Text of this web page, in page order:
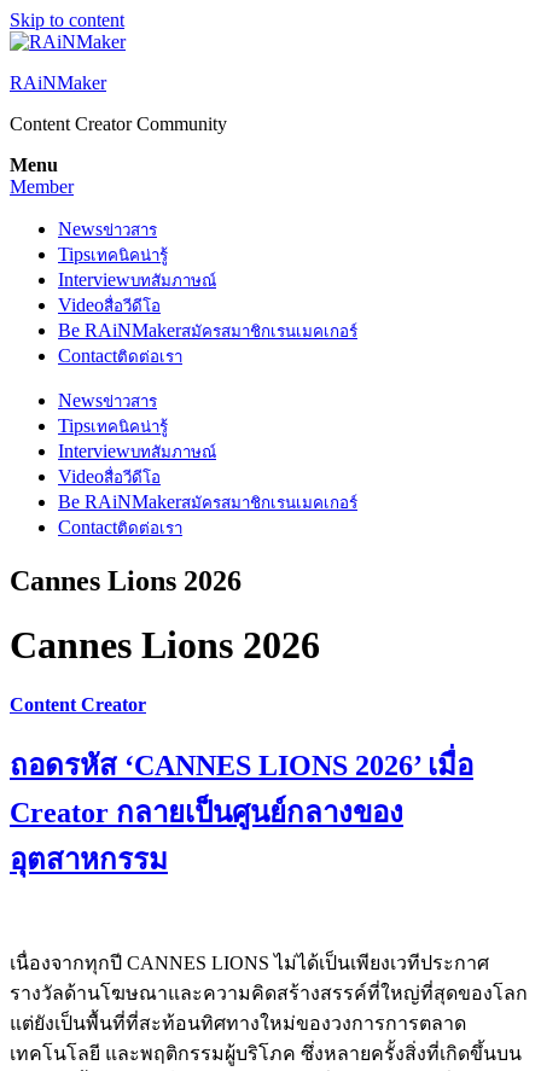
Skip to content
RAiNMaker
Content Creator Community
Menu
Member
Newsข่าวสาร
Tipsเทคนิคน่ารู้
Interviewบทสัมภาษณ์
Videoสื่อวีดีโอ
Be RAiNMakerสมัครสมาชิกเรนเมคเกอร์
Contactติดต่อเรา
Newsข่าวสาร
Tipsเทคนิคน่ารู้
Interviewบทสัมภาษณ์
Videoสื่อวีดีโอ
Be RAiNMakerสมัครสมาชิกเรนเมคเกอร์
Contactติดต่อเรา
Cannes Lions 2026
Cannes Lions 2026
Content Creator
ถอดรหัส ‘CANNES LIONS 2026’ เมื่อ
Creator กลายเป็นศูนย์กลางของ
อุตสาหกรรม
เนื่องจากทุกปี CANNES LIONS ไม่ได้เป็นเพียงเวทีประกาศ
รางวัลด้านโฆษณาและความคิดสร้างสรรค์ที่ใหญ่ที่สุดของโลก
แต่ยังเป็นพื้นที่ที่สะท้อนทิศทางใหม่ของวงการการตลาด
เทคโนโลยี และพฤติกรรมผู้บริโภค ซึ่งหลายครั้งสิ่งที่เกิดขึ้นบน